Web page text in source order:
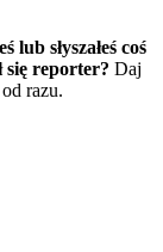
lub słyszałeś coś
się reporter? Daj
razu.